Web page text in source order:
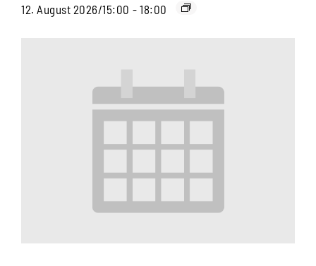
12. August 2026/15:00 - 18:00